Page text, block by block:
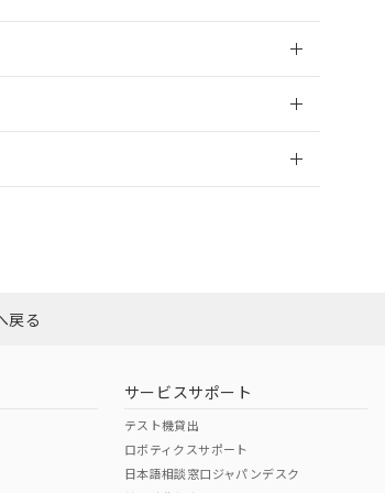
戻る
サービスサポート
テスト機貸出
ロボティクスサポート
日本語相談窓口ジャパンデスク